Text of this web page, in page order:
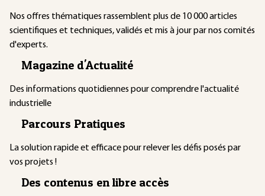
Nos offres thématiques rassemblent plus de 10 000 articles
scientifiques et techniques, validés et mis à jour par nos comités
d'experts.
Magazine d'Actualité
Des informations quotidiennes pour comprendre l'actualité
industrielle
Parcours Pratiques
La solution rapide et efficace pour relever les défis posés par
vos projets !
Des contenus en libre accès